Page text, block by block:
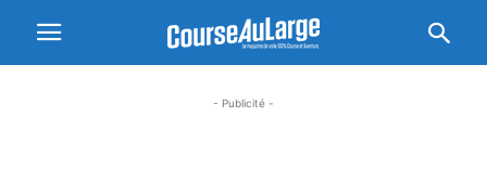
- Publicité -